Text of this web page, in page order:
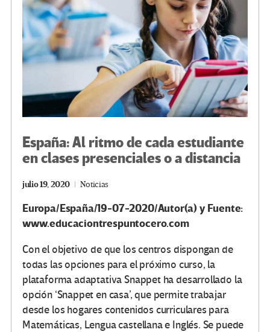
k
tir
España: Al ritmo de cada estudiante
en clases presenciales o a distancia
julio 19, 2020 Noticias
Europa/España/19-07-2020/Autor(a) y Fuente:
www.educaciontrespuntocero.com
Con el objetivo de que los centros dispongan de
todas las opciones para el próximo curso, la
plataforma adaptativa Snappet ha desarrollado la
opción ‘Snappet en casa’, que permite trabajar
desde los hogares contenidos curriculares para
Matemáticas, Lengua castellana e Inglés. Se puede